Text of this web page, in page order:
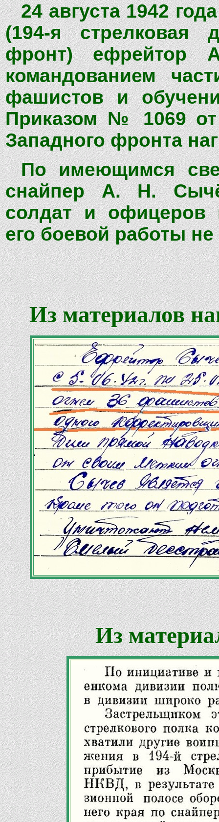
24 августа 1942
(194-я стрелковая
фронт) ефрейтор
командованием
фашистов и
Приказом № 1069 от
Западного фронта
По имеющимся
снайпер А. Н.
солдат и офицеров
его боевой работы не
Из материалов
Из